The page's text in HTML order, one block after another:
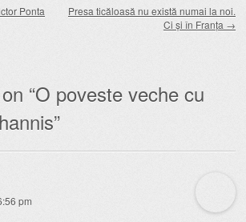
Ponta
Presa ticăloasă nu există numai la noi.
Ci și în Franța →
“O poveste veche cu
”
pm